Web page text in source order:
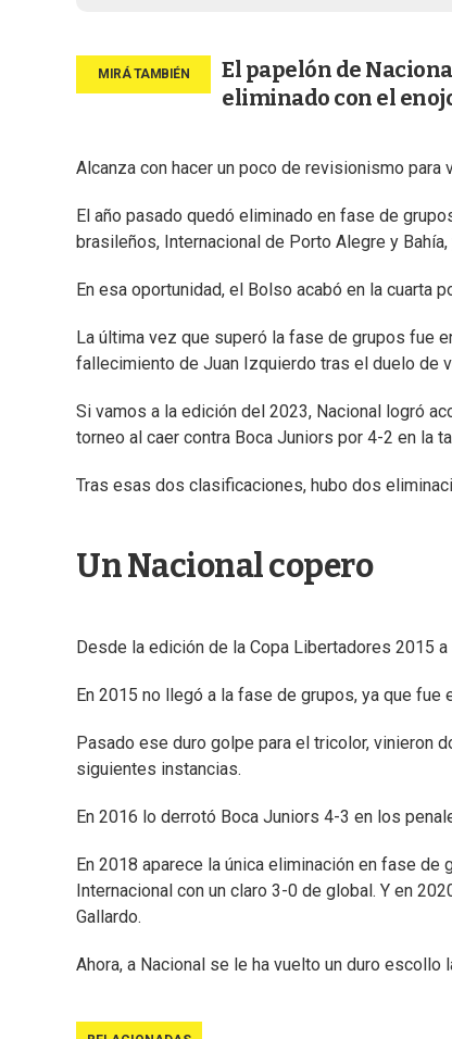
El papelón de
eliminado con el
Alcanza con hacer un poco de revisionismo
El año pasado quedó eliminado en fase de
brasileños, Internacional de Porto Alegre y
En esa oportunidad, el Bolso acabó en la cuarta
La última vez que superó la fase de grupos fue
fallecimiento de Juan Izquierdo tras el duelo de
Si vamos a la edición del 2023, Nacional logró
torneo al caer contra Boca Juniors por 4-2 en la
Tras esas dos clasificaciones, hubo dos
Un Nacional copero
Desde la edición de la Copa Libertadores 2015
En 2015 no llegó a la fase de grupos, ya que
Pasado ese duro golpe para el tricolor, vinieron
siguientes instancias.
En 2016 lo derrotó Boca Juniors 4-3 en los
En 2018 aparece la única eliminación en fase
Internacional con un claro 3-0 de global. Y en
Gallardo.
Ahora, a Nacional se le ha vuelto un duro escollo